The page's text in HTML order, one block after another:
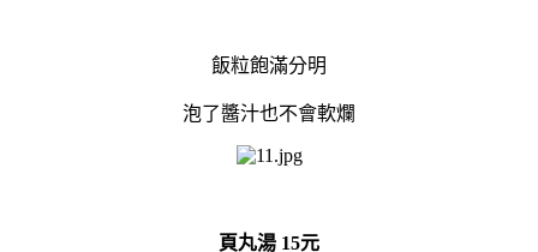
飯粒飽滿分明
泡了醬汁也不會軟爛
頁丸湯 15元